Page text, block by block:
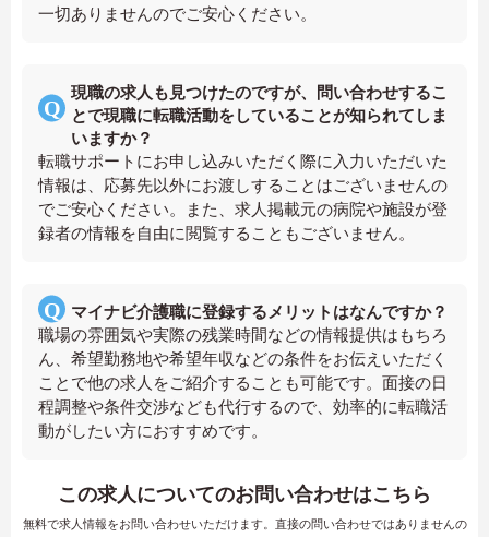
一切ありませんのでご安心ください。
現職の求人も見つけたのですが、問い合わせするこ
とで現職に転職活動をしていることが知られてしま
いますか？
転職サポートにお申し込みいただく際に入力いただいた
情報は、応募先以外にお渡しすることはございませんの
でご安心ください。また、求人掲載元の病院や施設が登
録者の情報を自由に閲覧することもございません。
マイナビ介護職に登録するメリットはなんですか？
職場の雰囲気や実際の残業時間などの情報提供はもちろ
ん、希望勤務地や希望年収などの条件をお伝えいただく
ことで他の求人をご紹介することも可能です。面接の日
程調整や条件交渉なども代行するので、効率的に転職活
動がしたい方におすすめです。
この求人についてのお問い合わせはこちら
無料で求人情報をお問い合わせいただけます。直接の問い合わせではありませんの